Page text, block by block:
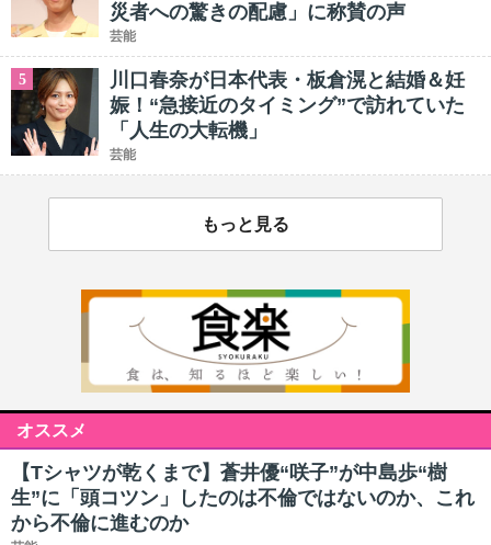
災者への驚きの配慮」に称賛の声
芸能
5
川口春奈が日本代表・板倉滉と結婚＆妊
娠！“急接近のタイミング”で訪れていた
「人生の大転機」
芸能
もっと見る
オススメ
【Tシャツが乾くまで】蒼井優“咲子”が中島歩“樹
生”に「頭コツン」したのは不倫ではないのか、これ
から不倫に進むのか